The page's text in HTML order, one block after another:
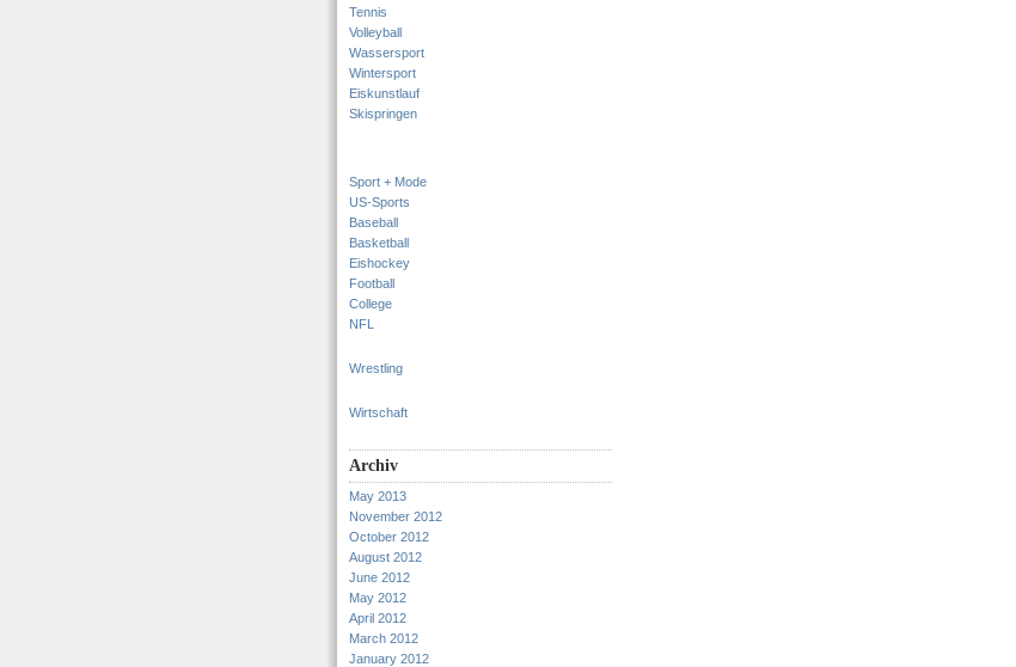
Tennis
Volleyball
Wassersport
Wintersport
Eiskunstlauf
Skispringen
Sport + Mode
US-Sports
Baseball
Basketball
Eishockey
Football
College
NFL
Wrestling
Wirtschaft
Archiv
May 2013
November 2012
October 2012
August 2012
June 2012
May 2012
April 2012
March 2012
January 2012